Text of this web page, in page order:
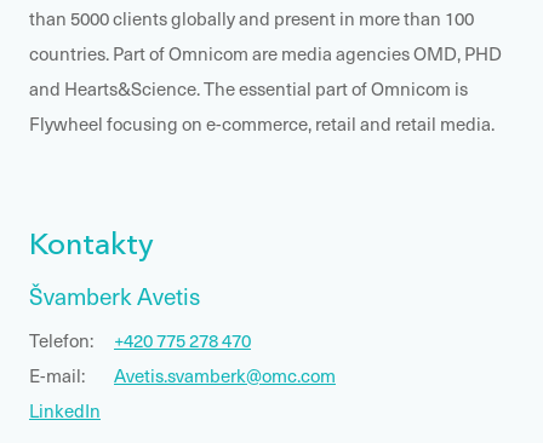
than 5000 clients globally and present in more than 100
countries. Part of Omnicom are media agencies OMD, PHD
and Hearts&Science. The essential part of Omnicom is
Flywheel focusing on e-commerce, retail and retail media.
Kontakty
Švamberk Avetis
Telefon:
+420 775 278 470
E-mail:
Avetis.svamberk@omc.com
LinkedIn